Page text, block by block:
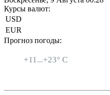
Курсы валют:
USD
EUR
Прогноз погоды:
+11...+23° C